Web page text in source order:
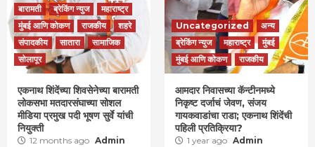
बारामती
ब्रेकिंग न्युज
महाराष्ट्र
मुंबई आणि कोकण
राजकीय
शहरे
संपादकीय
सातारा
सामाजिक
सोलापूर
एकनाथ शिंदेंच्या शिवसेनेच्या बारामती
लोकसभा मतदारसंघाच्या सोशल
मीडिया प्रमुख पदी भूषण सुर्वे यांची
नियुक्ती
12 months ago Admin
Uncategorized
अन्य
ब्रेकिंग न्युज
महाराष्ट्र
मुंबई
मुंबई आणि कोकण
राजकीय
आमदार निवासच्या कॅन्टीनमध्ये
निकृष्ट दर्जाचं जेवण, संजय
गायकवाडांचा राडा; एकनाथ शिंदेंची
पहिली प्रतिक्रिया?
1 year ago Admin